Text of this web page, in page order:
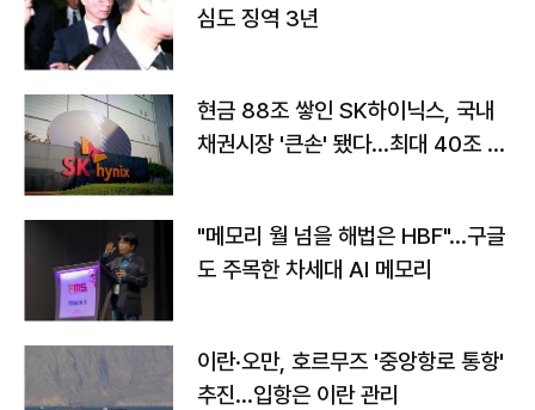
심도 징역 3년
현금 88조 쌓인 SK하이닉스, 국내
채권시장 '큰손' 됐다…최대 40조 투
"메모리 월 넘을 해법은 HBF"…구글
도 주목한 차세대 AI 메모리
이란·오만, 호르무즈 '중앙항로 통항'
추진…입항은 이란 관리